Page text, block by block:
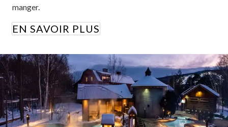
manger.
EN SAVOIR PLUS